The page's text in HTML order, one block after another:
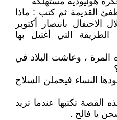
القديمة ثم كتب : ماذا
بانتصار أكتوبر
التي أغتيل بها
المرة ، وعاشت البلاد في
النساء فيحملن السلاح
تكتبها عندما تريد
يا فالح .